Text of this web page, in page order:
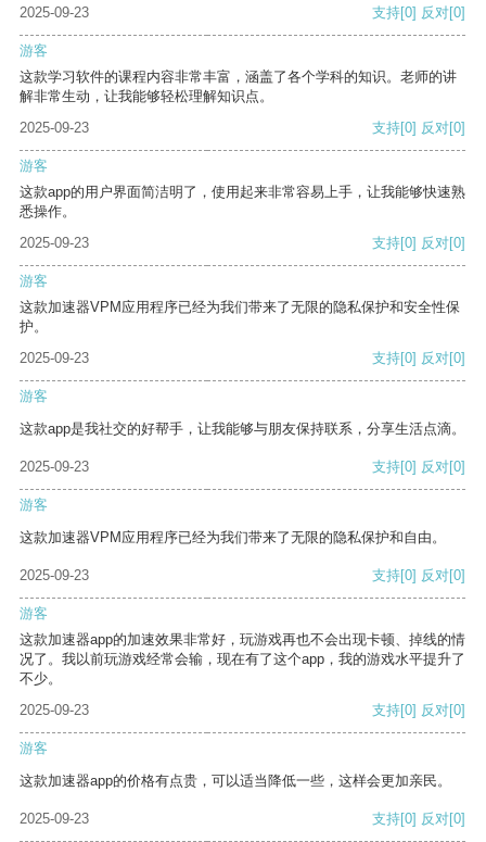
2025-09-23
支持[0] 反对[0]
游客
这款学习软件的课程内容非常丰富，涵盖了各个学科的知识。老师的讲
解非常生动，让我能够轻松理解知识点。
2025-09-23
支持[0] 反对[0]
游客
这款app的用户界面简洁明了，使用起来非常容易上手，让我能够快速熟
悉操作。
2025-09-23
支持[0] 反对[0]
游客
这款加速器VPM应用程序已经为我们带来了无限的隐私保护和安全性保
护。
2025-09-23
支持[0] 反对[0]
游客
这款app是我社交的好帮手，让我能够与朋友保持联系，分享生活点滴。
2025-09-23 支持[0] 反对[0]
游客
这款加速器VPM应用程序已经为我们带来了无限的隐私保护和自由。
2025-09-23 支持[0] 反对[0]
游客
这款加速器app的加速效果非常好，玩游戏再也不会出现卡顿、掉线的情
况了。我以前玩游戏经常会输，现在有了这个app，我的游戏水平提升了
不少。
2025-09-23
支持[0] 反对[0]
游客
这款加速器app的价格有点贵，可以适当降低一些，这样会更加亲民。
2025-09-23 支持[0] 反对[0]